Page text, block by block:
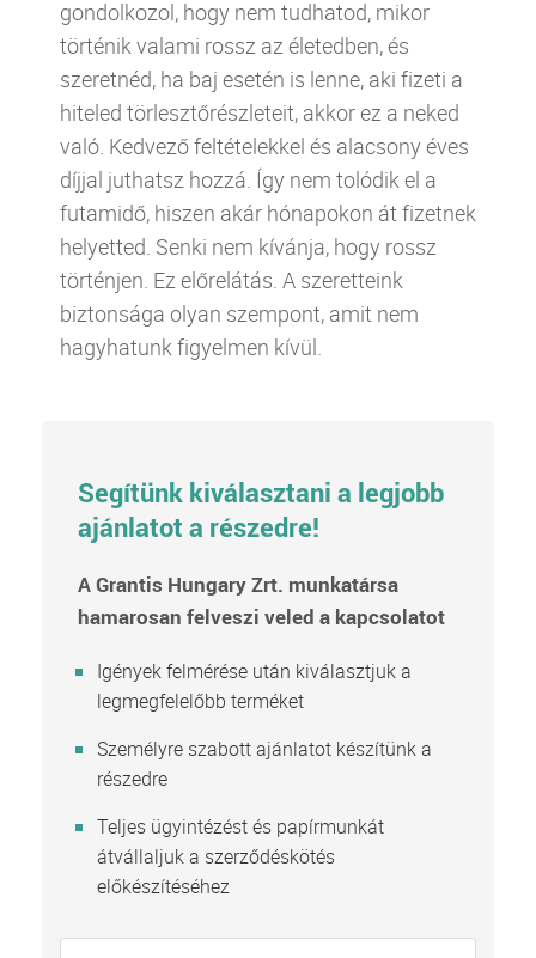
gondolkozol, hogy nem tudhatod, mikor
történik valami rossz az életedben, és
szeretnéd, ha baj esetén is lenne, aki fizeti a
hiteled törlesztőrészleteit, akkor ez a neked
való. Kedvező feltételekkel és alacsony éves
díjjal juthatsz hozzá. Így nem tolódik el a
futamidő, hiszen akár hónapokon át fizetnek
helyetted. Senki nem kívánja, hogy rossz
történjen. Ez előrelátás. A szeretteink
biztonsága olyan szempont, amit nem
hagyhatunk figyelmen kívül.
Segítünk kiválasztani a legjobb
ajánlatot a részedre!
A Grantis Hungary Zrt. munkatársa
hamarosan felveszi veled a kapcsolatot
Igények felmérése után kiválasztjuk a
legmegfelelőbb terméket
Személyre szabott ajánlatot készítünk a
részedre
Teljes ügyintézést és papírmunkát
átvállaljuk a szerződéskötés
előkészítéséhez